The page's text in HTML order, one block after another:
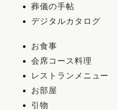
葬儀の手帖
デジタルカタログ
お食事
会席コース料理
レストランメニュー
お部屋
引物